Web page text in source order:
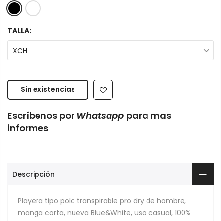
TALLA:
XCH
Sin existencias
Escríbenos por Whatsapp para mas
informes
Descripción
Playera tipo polo transpirable pro dry de hombre,
manga corta, nueva Blue&White, uso casual, 100%